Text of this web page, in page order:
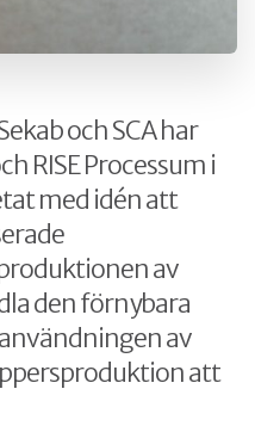
och SCA har
RISE Processum i
med idén att
av
den förnybara
av
att